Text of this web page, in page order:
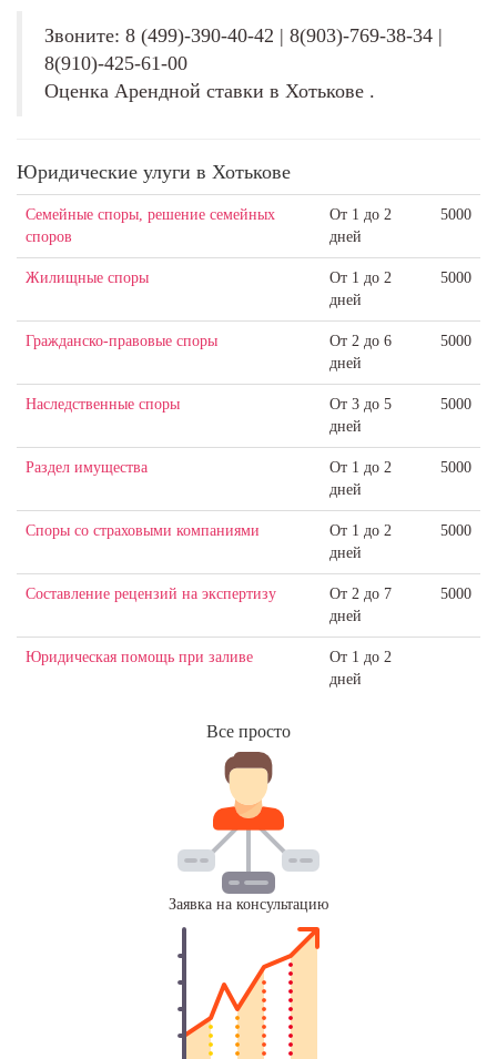
Звоните: 8 (499)-390-40-42 | 8(903)-769-38-34 |
8(910)-425-61-00
Оценка Арендной ставки в Хотькове .
Юридические улуги в Хотькове
Семейные споры, решение семейных
споров
От 1 до 2
дней
5000
Жилищные споры
От 1 до 2
дней
5000
Гражданско-правовые споры
От 2 до 6
дней
5000
Наследственные споры
От 3 до 5
дней
5000
Раздел имущества
От 1 до 2
дней
5000
Споры со страховыми компаниями
От 1 до 2
дней
5000
Составление рецензий на экспертизу
От 2 до 7
дней
5000
Юридическая помощь при заливе
От 1 до 2
дней
Все просто
Заявка на консультацию